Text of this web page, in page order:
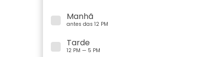
Manhã
antes das 12 PM
Tarde
12 PM — 5 PM